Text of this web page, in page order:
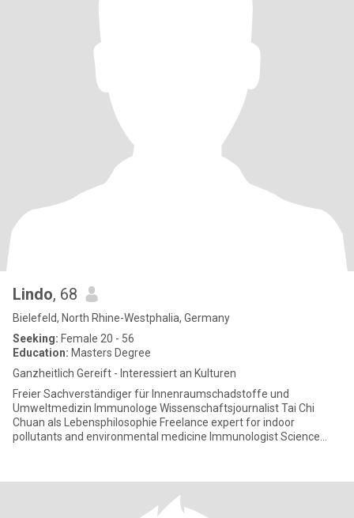
Lindo, 68
Bielefeld, North Rhine-Westphalia, Germany
Seeking: Female 20 - 56
Education: Masters Degree
Ganzheitlich Gereift - Interessiert an Kulturen
Freier Sachverständiger für Innenraumschadstoffe und
Umweltmedizin Immunologe Wissenschaftsjournalist Tai Chi
Chuan als Lebensphilosophie Freelance expert for indoor
pollutants and environmental medicine Immunologist Science